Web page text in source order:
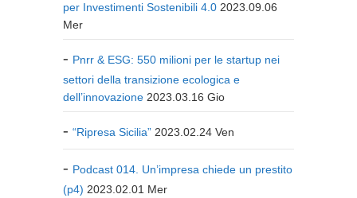
per Investimenti Sostenibili 4.0 2023.09.06
Mer
Pnrr & ESG: 550 milioni per le startup nei
settori della transizione ecologica e
dell’innovazione 2023.03.16 Gio
“Ripresa Sicilia” 2023.02.24 Ven
Podcast 014. Un’impresa chiede un prestito
(p4) 2023.02.01 Mer